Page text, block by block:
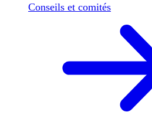
Conseils et comités